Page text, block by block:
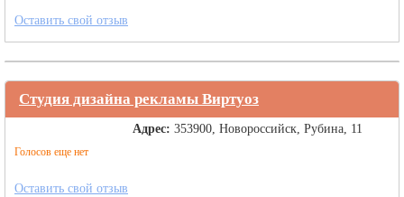
Оставить свой отзыв
Студия дизайна рекламы Виртуоз
Голосов еще нет
Адрес: 353900, Новороссийск, Рубина, 11
Оставить свой отзыв